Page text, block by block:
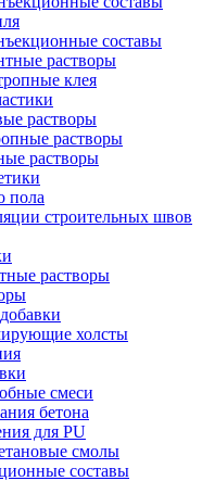
составы
растворы
клея
растворы
растворы
растворы
пола
строительных швов
растворы
холсты
смеси
бетона
для PU
смолы
составы